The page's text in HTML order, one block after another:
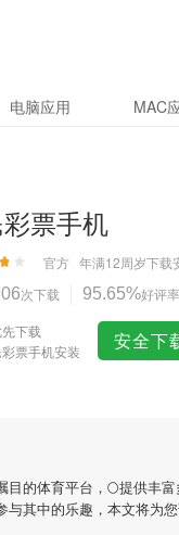
电脑应用 MAC
票手机
官方 年满12周岁下载
次下载 95.65%好评率
下载
票手机安装
安全下
目的体育平台，🌕提供丰
与其中的乐趣，本文将为